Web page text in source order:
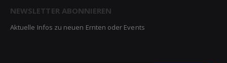
NEWSLETTER ABONNIEREN
Aktuelle Infos zu neuen Ernten oder Events